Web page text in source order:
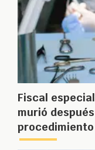
Fiscal
murió